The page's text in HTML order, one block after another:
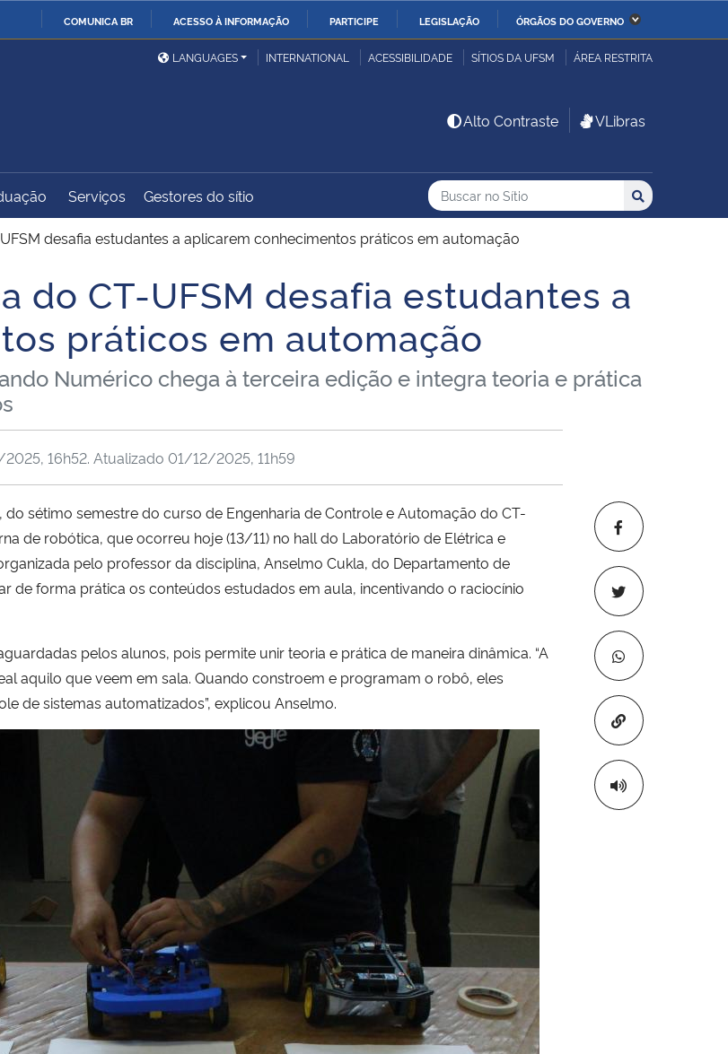
COMUNICA BR ACESSO À INFORMAÇÃO PARTICIPE LEGISLAÇÃO ÓRGÃOS DO GOVERNO
da Defesa
Ministério das Relações
Exteriores
Ministério da Economia Ministério da Infraestrutura
Ministério da Ciência,
Tecnologia, Inovações e
do
Regional
Controladoria-Geral da
União
Família e dos Direitos
Geral da União Banco Central do Brasil Planalto
LANGUAGES INTERNATIONAL ACESSIBILIDADE SÍTIOS DA UFSM ÁREA RESTRITA
Alto Contraste VLibras
Serviços Gestores do sítio Busca
Buscar no no Sítio
Busca: Buscar
desafia estudantes a aplicarem conhecimentos práticos em automação
do CT-UFSM desafia estudantes a
práticos em automação
Numérico chega à terceira edição e integra teoria e prática
Copiar para
16h52. Atualizado 01/12/2025, 11h59
sétimo semestre do curso de Engenharia de Controle e Automação do CT-
de robótica, que ocorreu hoje (13/11) no hall do Laboratório de Elétrica e
pelo professor da disciplina, Anselmo Cukla, do Departamento de
de forma prática os conteúdos estudados em aula, incentivando o raciocínio
pelos alunos, pois permite unir teoria e prática de maneira dinâmica. “A
aquilo que veem em sala. Quando constroem e programam o robô, eles
de sistemas automatizados”, explicou Anselmo.